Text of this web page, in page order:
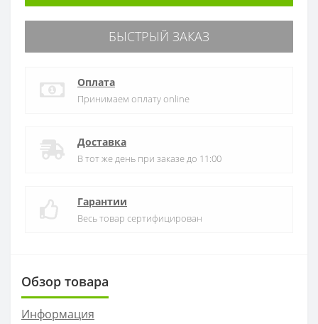
БЫСТРЫЙ ЗАКАЗ
Оплата
Принимаем оплату online
Доставка
В тот же день при заказе до 11:00
Гарантии
Весь товар сертифицирован
Обзор товара
Информация